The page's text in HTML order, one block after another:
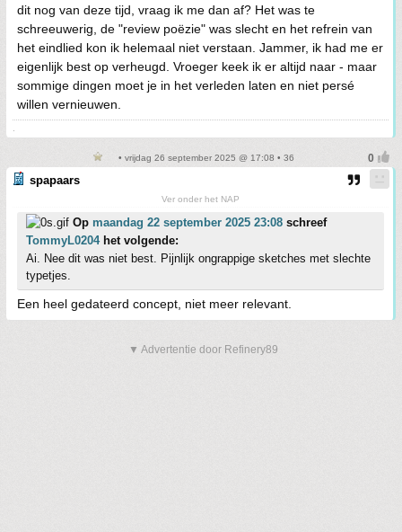
dit nog van deze tijd, vraag ik me dan af? Het was te
schreeuwerig, de "review poëzie" was slecht en het refrein van
het eindlied kon ik helemaal niet verstaan. Jammer, ik had me er
eigenlijk best op verheugd. Vroeger keek ik er altijd naar - maar
sommige dingen moet je in het verleden laten en niet persé
willen vernieuwen.
• vrijdag 26 september 2025 @ 17:08 • 36
spapaars
Ver onder het NAP
Op maandag 22 september 2025 23:08 schreef
TommyL0204het volgende:
Ai. Nee dit was niet best. Pijnlijk ongrappige sketches met slechte
typetjes.
Een heel gedateerd concept, niet meer relevant.
▼ Advertentie door Refinery89